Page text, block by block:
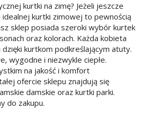
kurtki na zimę? Jeżeli jeszcze
idealnej kurtki zimowej to pewnością
sklep posiada szeroki wybór kurtek
oraz kolorach. Każda kobieta
kurtkom podkreślającym atuty.
wygodne i niezwykle ciepłe.
na jakość i komfort
ofercie sklepu znajdują się
damskie oraz kurtki parki.
do zakupu.